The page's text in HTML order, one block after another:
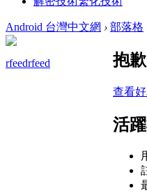
Android 台灣中文網 › 部落格
rfeedrfeed 抱
查看
活